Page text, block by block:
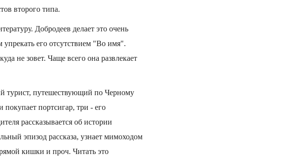
второго типа.
Добродеев делает это очень
его отсутствием "Во имя".
не зовет. Чаще всего она развлекает
турист, путешествующий по Черному
портсигар, три - его
рассказывается об истории
эпизод рассказа, узнает мимоходом
кишки и проч. Читать это